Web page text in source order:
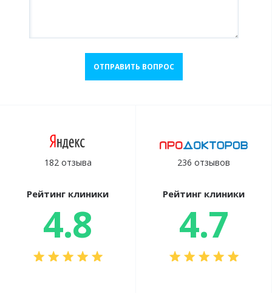
ОТПРАВИТЬ ВОПРОС
182 отзыва
Рейтинг клиники
4.8
236 отзывов
Рейтинг клиники
4.7